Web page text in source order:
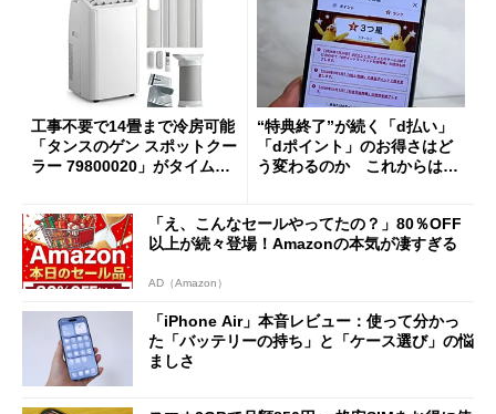
工事不要で14畳まで冷房可能
「タンスのゲン スポットクー
ラー 79800020」がタイムセ
“特典終了”が続く「d払い」
「dポイント」のお得さはど
う変わるのか これからは
「え、こんなセールやってたの？」80％OFF
以上が続々登場！Amazonの本気が凄すぎる
AD（Amazon）
「iPhone Air」本音レビュー：使って分かっ
た「バッテリーの持ち」と「ケース選び」の悩
ましさ